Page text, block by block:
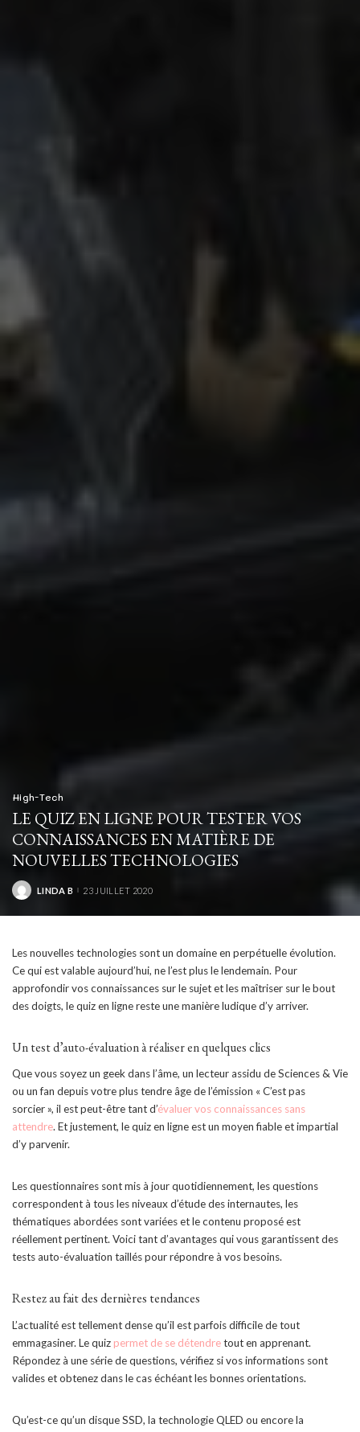
High-Tech
LE QUIZ EN LIGNE POUR TESTER VOS
CONNAISSANCES EN MATIÈRE DE
NOUVELLES TECHNOLOGIES
POSTED
LINDA B 23 JUILLET 2020
Les nouvelles technologies sont un domaine en perpétuelle évolution.
Ce qui est valable aujourd’hui, ne l’est plus le lendemain. Pour
approfondir vos connaissances sur le sujet et les maîtriser sur le bout
des doigts, le quiz en ligne reste une manière ludique d’y arriver.
Un test d’auto-évaluation à réaliser en quelques clics
Que vous soyez un geek dans l’âme, un lecteur assidu de Sciences & Vie
ou un fan depuis votre plus tendre âge de l’émission « C’est pas
sorcier », il est peut-être tant d’évaluer vos connaissances sans
attendre. Et justement, le quiz en ligne est un moyen fiable et impartial
d’y parvenir.
Les questionnaires sont mis à jour quotidiennement, les questions
correspondent à tous les niveaux d’étude des internautes, les
thématiques abordées sont variées et le contenu proposé est
réellement pertinent. Voici tant d’avantages qui vous garantissent des
tests auto-évaluation taillés pour répondre à vos besoins.
Restez au fait des dernières tendances
L’actualité est tellement dense qu’il est parfois difficile de tout
emmagasiner. Le quiz permet de se détendretout en apprenant.
Répondez à une série de questions, vérifiez si vos informations sont
valides et obtenez dans le cas échéant les bonnes orientations.
Qu’est-ce qu’un disque SSD, la technologie QLED ou encore la